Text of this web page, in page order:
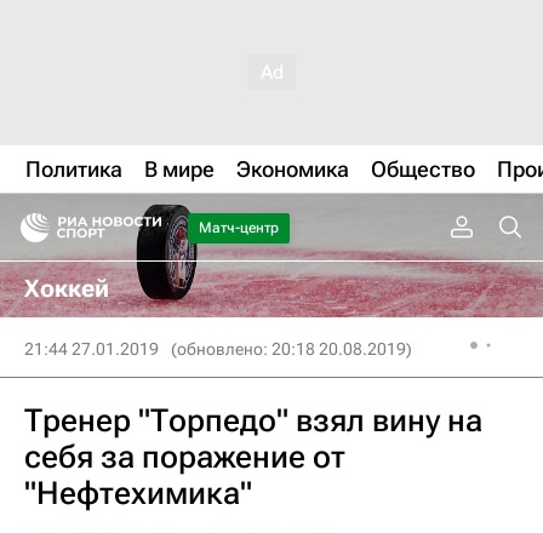
Политика В мире Экономика Общество
Матч-центр
Хоккей
21:44 27.01.2019 (обновлено: 20:18 20.08.2019)
Тренер "Торпедо" взял вину на
себя за поражение от
"Нефтехимика"